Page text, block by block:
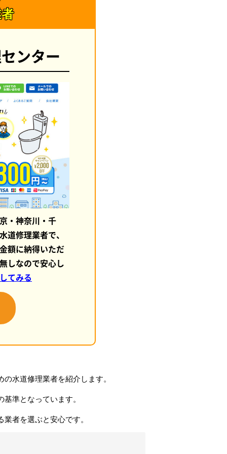
ンター
・神奈川・千
道修理業者で、
額に納得いただ
しなので安心し
てみる
水道修理業者を紹介します。
準となっています。
者を選ぶと安心です。